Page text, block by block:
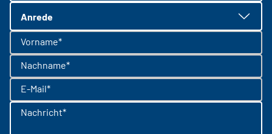
Anrede
Vorname*
Nachname*
E-Mail*
Nachricht*